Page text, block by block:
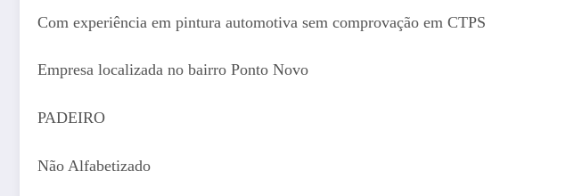
Com experiência em pintura automotiva sem comprovação em CTPS
Empresa localizada no bairro Ponto Novo
PADEIRO
Não Alfabetizado